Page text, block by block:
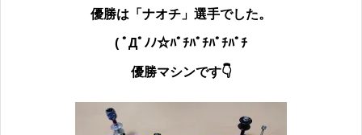
優勝は 「ナオチ」選手でした。
( ﾟДﾟﾉﾉ☆ﾊﾟﾁﾊﾟﾁﾊﾟﾁﾊﾟﾁ
優勝マシンです👇